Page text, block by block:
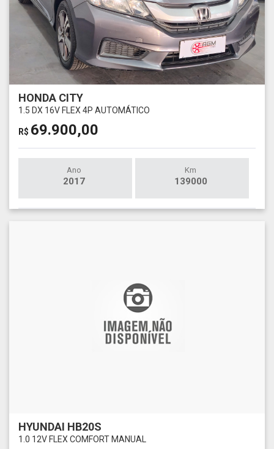
HONDA CITY
1.5 DX 16V FLEX 4P AUTOMÁTICO
R$ 69.900,00
Ano
2017
Km
139000
HYUNDAI HB20S
1.0 12V FLEX COMFORT MANUAL